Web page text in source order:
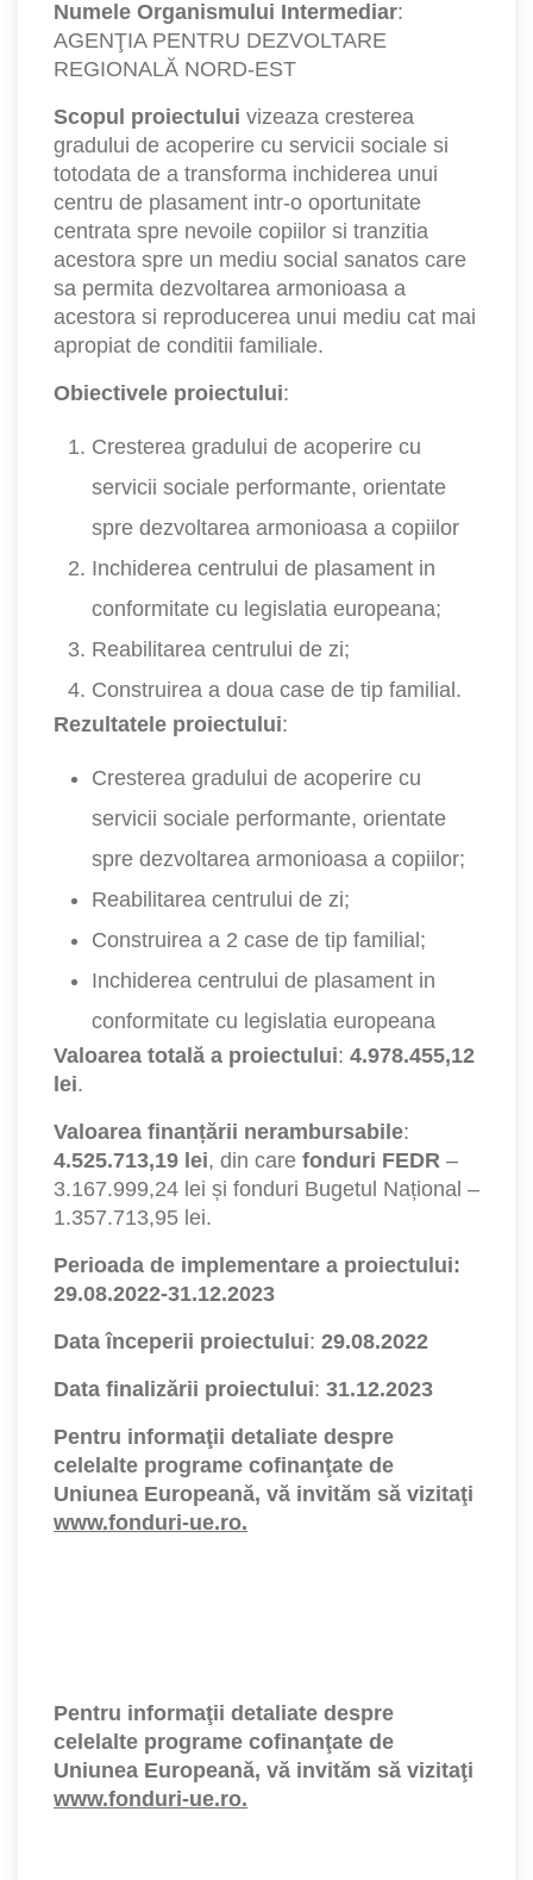
Numele Organismului Intermediar:
AGENŢIA PENTRU DEZVOLTARE
REGIONALĂ NORD-EST
Scopul proiectului vizeaza cresterea
gradului de acoperire cu servicii sociale si
totodata de a transforma inchiderea unui
centru de plasament intr-o oportunitate
centrata spre nevoile copiilor si tranzitia
acestora spre un mediu social sanatos care
sa permita dezvoltarea armonioasa a
acestora si reproducerea unui mediu cat mai
apropiat de conditii familiale.
Obiectivele proiectului:
Cresterea gradului de acoperire cu
servicii sociale performante, orientate
spre dezvoltarea armonioasa a copiilor
Inchiderea centrului de plasament in
conformitate cu legislatia europeana;
Reabilitarea centrului de zi;
Construirea a doua case de tip familial.
Rezultatele proiectului:
Cresterea gradului de acoperire cu
servicii sociale performante, orientate
spre dezvoltarea armonioasa a copiilor;
Reabilitarea centrului de zi;
Construirea a 2 case de tip familial;
Inchiderea centrului de plasament in
conformitate cu legislatia europeana
Valoarea totală a proiectului: 4.978.455,12
lei.
Valoarea finanțării nerambursabile:
4.525.713,19 lei, din care fonduri FEDR –
3.167.999,24 lei și fonduri Bugetul Național –
1.357.713,95 lei.
Perioada de implementare a proiectului:
29.08.2022-31.12.2023
Data începerii proiectului: 29.08.2022
Data finalizării proiectului: 31.12.2023
Pentru informaţii detaliate despre
celelalte programe cofinanţate de
Uniunea Europeană, vă invităm să vizitaţi
www.fonduri-ue.ro.
Pentru informaţii detaliate despre
celelalte programe cofinanţate de
Uniunea Europeană, vă invităm să vizitaţi
www.fonduri-ue.ro.